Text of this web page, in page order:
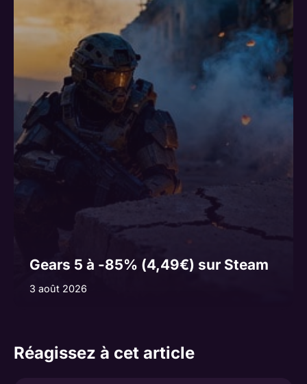
Gears 5 à -85% (4,49€) sur Steam
3 août 2026
Réagissez à cet article